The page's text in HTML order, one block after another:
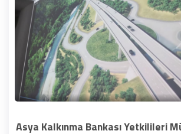
Asya Kalkınma Bankası Yetkilileri